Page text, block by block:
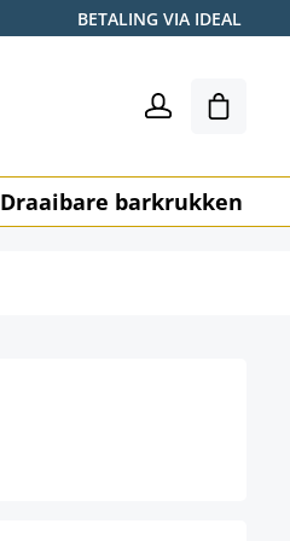
BETALING VIA IDEAL
Draaibare barkrukken